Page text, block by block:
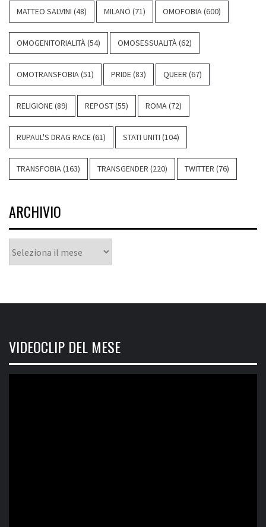
MATTEO SALVINI (48) MILANO (71) OMOFOBIA(600)
OMOGENITORIALITÀ(54) OMOSESSUALITÀ(62)
OMOTRANSFOBIA(51) PRIDE(83) QUEER (67)
RELIGIONE(89) REPOST(55) ROMA(72)
RUPAUL'S DRAG RACE(61) STATI UNITI (104)
TRANSFOBIA(163) TRANSGENDER (220) TWITTER (76)
ARCHIVIO
VIDEOCLIP DEL MESE